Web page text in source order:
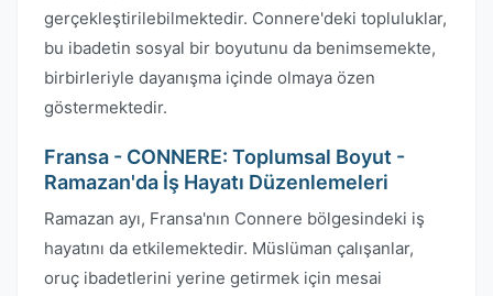
gerçekleştirilebilmektedir. Connere'deki topluluklar,
bu ibadetin sosyal bir boyutunu da benimsemekte,
birbirleriyle dayanışma içinde olmaya özen
göstermektedir.
Fransa - CONNERE: Toplumsal Boyut -
Ramazan'da İş Hayatı Düzenlemeleri
Ramazan ayı, Fransa'nın Connere bölgesindeki iş
hayatını da etkilemektedir. Müslüman çalışanlar,
oruç ibadetlerini yerine getirmek için mesai